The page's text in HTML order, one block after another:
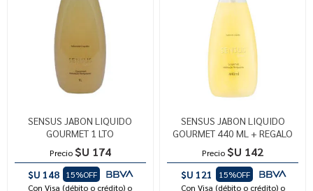
SENSUS JABON LIQUIDO
GOURMET 1 LTO
Precio $U 174
$U 148
15%OFF
Con Visa (débito o crédito) o
SENSUS JABON LIQUIDO
GOURMET 440 ML + REGALO
Precio $U 142
$U 121
15%OFF
Con Visa (débito o crédito) o